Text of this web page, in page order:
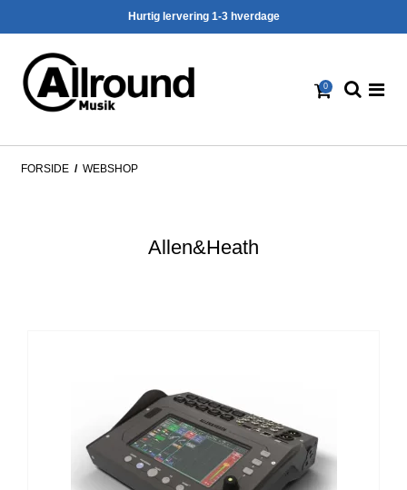
Hurtig lervering 1-3 hverdage
0
FORSIDE / WEBSHOP
Allen&Heath